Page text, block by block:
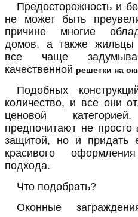
Предосторожность и
не может быть
причине многие
домов, а также жильцы
все чаще
качественной решетки на
Подобных
количество, и все они
ценовой
предпочитают не просто
защитой, но и придать
красивого
подхода.
Что подобрать?
Оконные